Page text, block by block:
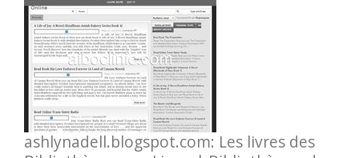
ashlynadell.blogspot.com: Les livres des